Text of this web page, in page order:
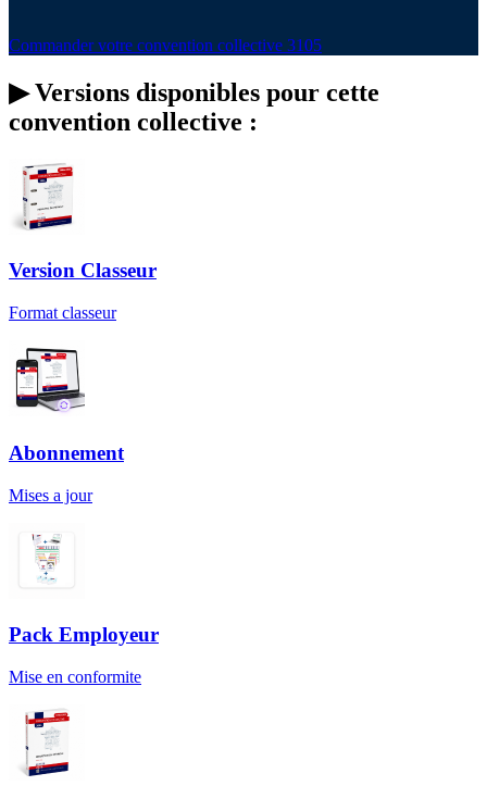
Commander votre convention collective 3105
▶Versions disponibles pour cette
convention collective :
Version Classeur
Format classeur
Abonnement
Mises a jour
Pack Employeur
Mise en conformite